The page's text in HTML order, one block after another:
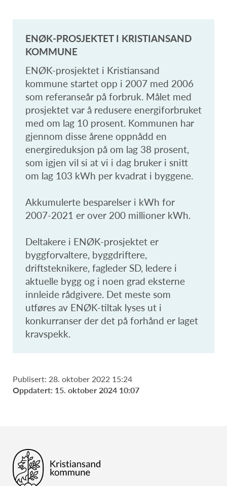
ENØK-PROSJEKTET I KRISTIANSAND
KOMMUNE
ENØK-prosjektet i Kristiansand
kommune startet opp i 2007 med 2006
som referanseår på forbruk. Målet med
prosjektet var å redusere energiforbruket
med om lag 10 prosent. Kommunen har
gjennom disse årene oppnådd en
energireduksjon på om lag 38 prosent,
som igjen vil si at vi i dag bruker i snitt
om lag 103 kWh per kvadrat i byggene.
Akkumulerte besparelser i kWh for
2007-2021 er over 200 millioner kWh.
Deltakere i ENØK-prosjektet er
byggforvaltere, byggdriftere,
driftsteknikere, fagleder SD, ledere i
aktuelle bygg og i noen grad eksterne
innleide rådgivere. Det meste som
utføres av ENØK-tiltak lyses ut i
konkurranser der det på forhånd er laget
kravspekk.
Publisert: 28. oktober 2022 15:24
Oppdatert: 15. oktober 2024 10:07